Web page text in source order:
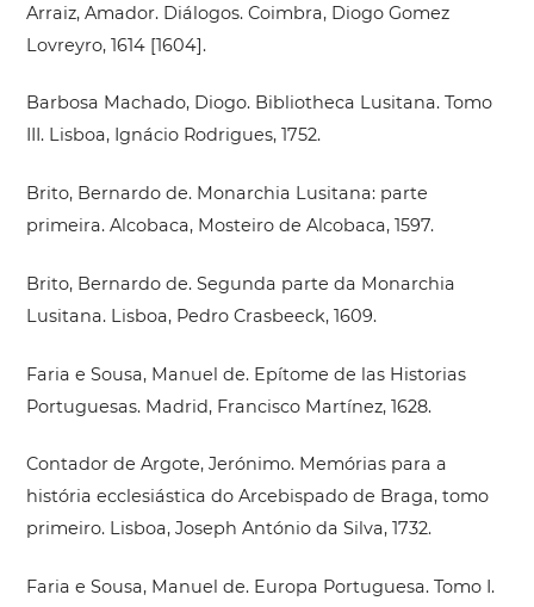
Arraiz, Amador. Diálogos. Coimbra, Diogo Gomez
Lovreyro, 1614 [1604].
Barbosa Machado, Diogo. Bibliotheca Lusitana. Tomo
III. Lisboa, Ignácio Rodrigues, 1752.
Brito, Bernardo de. Monarchia Lusitana: parte
primeira. Alcobaca, Mosteiro de Alcobaca, 1597.
Brito, Bernardo de. Segunda parte da Monarchia
Lusitana. Lisboa, Pedro Crasbeeck, 1609.
Faria e Sousa, Manuel de. Epítome de las Historias
Portuguesas. Madrid, Francisco Martínez, 1628.
Contador de Argote, Jerónimo. Memórias para a
história ecclesiástica do Arcebispado de Braga, tomo
primeiro. Lisboa, Joseph António da Silva, 1732.
Faria e Sousa, Manuel de. Europa Portuguesa. Tomo I.